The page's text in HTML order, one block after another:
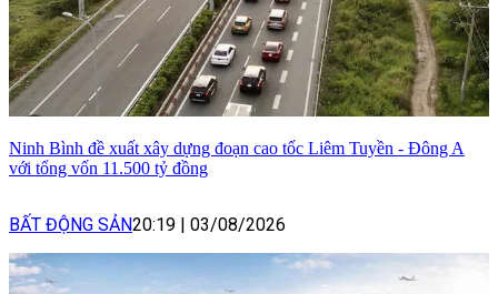
Ninh Bình đề xuất xây dựng đoạn cao tốc Liêm Tuyền - Đông A
với tổng vốn 11.500 tỷ đồng
BẤT ĐỘNG SẢN20:19 | 03/08/2026